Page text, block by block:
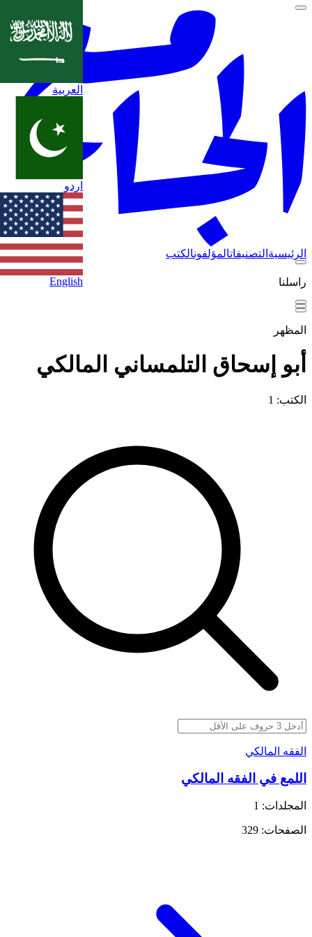
الرئيسية التصنيفاتالمؤلفونالكتب
راسلنا
العربية
اردو
English
المظهر
أبو إسحاق التلمساني المالكي
الكتب: 1
الفقه المالكي
اللمع في الفقه المالكي
المجلدات: 1
الصفحات: 329